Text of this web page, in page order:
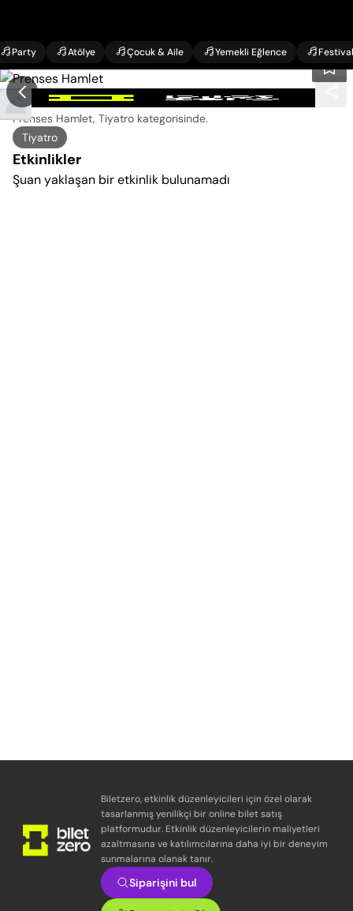
Party Atölye Çocuk & Aile Yemekli Eğlence Festival
Prenses Hamlet Etkinlikleri
Prenses Hamlet, Tiyatro kategorisinde.
Tiyatro
Etkinlikler
Şuan yaklaşan bir etkinlik bulunamadı
Biletzero, etkinlik düzenleyicileri için özel olarak
tasarlanmış yenilikçi bir online bilet satış
platformudur. Etkinlik düzenleyicilerin maliyetleri
azaltmasına ve katılımcılarına daha iyi bir deneyim
sunmalarına olanak tanır.
Siparişini bul